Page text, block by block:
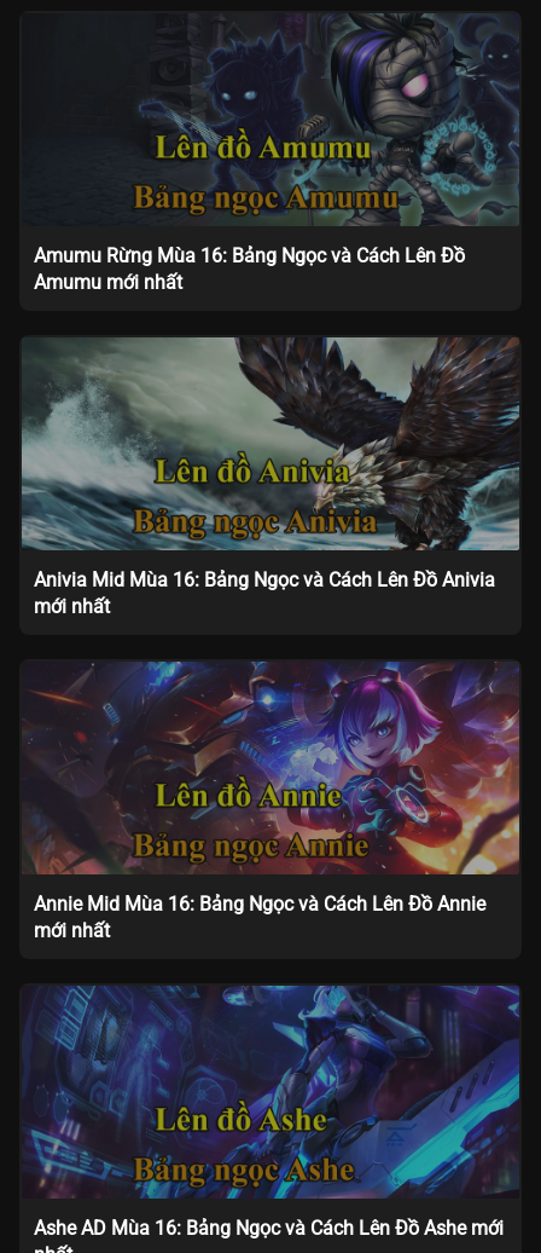
Amumu Rừng Mùa 16: Bảng Ngọc và Cách Lên Đồ
Amumu mới nhất
Anivia Mid Mùa 16: Bảng Ngọc và Cách Lên Đồ Anivia
mới nhất
Annie Mid Mùa 16: Bảng Ngọc và Cách Lên Đồ Annie
mới nhất
Ashe AD Mùa 16: Bảng Ngọc và Cách Lên Đồ Ashe mới